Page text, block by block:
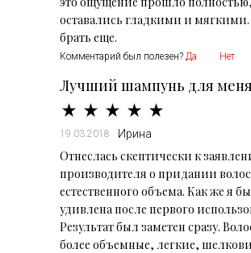
оставались гладкими и мягкими.
брать еще.
Комментарий был полезен? Да Нет
Лучший шампунь для
19.03.2018 Ирина
Отнеслась скептически к
производителя о придании
естественного объема. Как же я
удивлена после первого
Результат был заметен сразу.
более объемные, легкие,